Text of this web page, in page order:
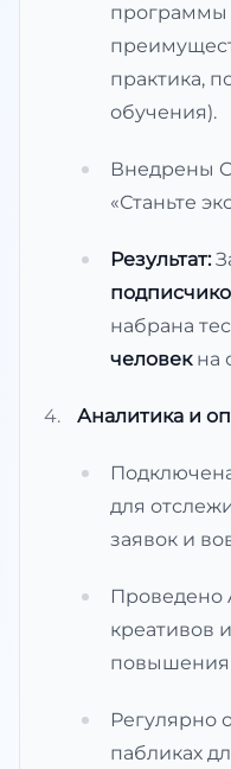
программы
практика,
обучения).
Внедрены
«Станьте
Результат:
набрана
человекна
Аналитика и
для
заявок и
Проведено
креативов
повышения
Регулярно
пабликах